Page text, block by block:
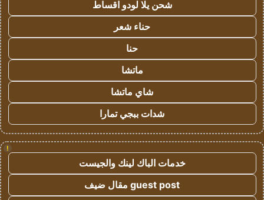
شحن يلا لودو اقساط
حناء شعر
حنا
ماتشا
شاي ماتشا
شدات ببجي تمارا
!
خدمات الباك لينك والجيست
guest post مقال ضيف